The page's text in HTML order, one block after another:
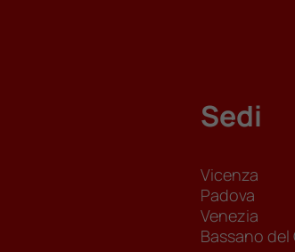
Sedi
Vicenza
Padova
Venezia
Bassano del